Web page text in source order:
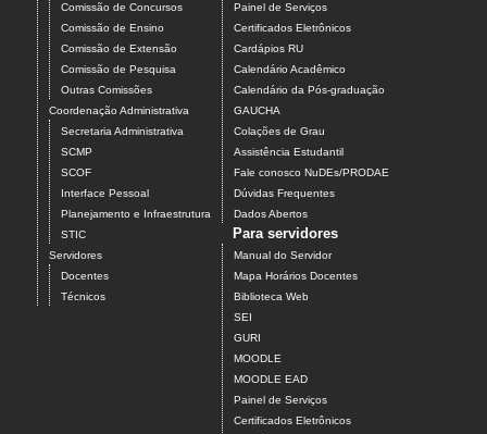
Comissão de Concursos
Comissão de Ensino
Comissão de Extensão
Comissão de Pesquisa
Outras Comissões
Coordenação Administrativa
Secretaria Administrativa
SCMP
SCOF
Interface Pessoal
Planejamento e Infraestrutura
STIC
Servidores
Docentes
Técnicos
Painel de Serviços
Certificados Eletrônicos
Cardápios RU
Calendário Acadêmico
Calendário da Pós-graduação
GAUCHA
Colações de Grau
Assistência Estudantil
Fale conosco NuDEs/PRODAE
Dúvidas Frequentes
Dados Abertos
Para servidores
Manual do Servidor
Mapa Horários Docentes
Biblioteca Web
SEI
GURI
MOODLE
MOODLE EAD
Painel de Serviços
Certificados Eletrônicos